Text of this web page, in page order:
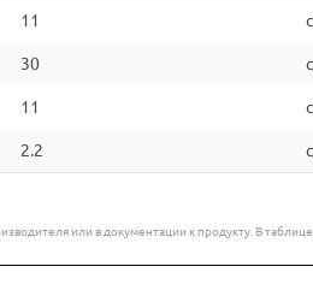
11
30
11
2.2
или в документации к продукту. В